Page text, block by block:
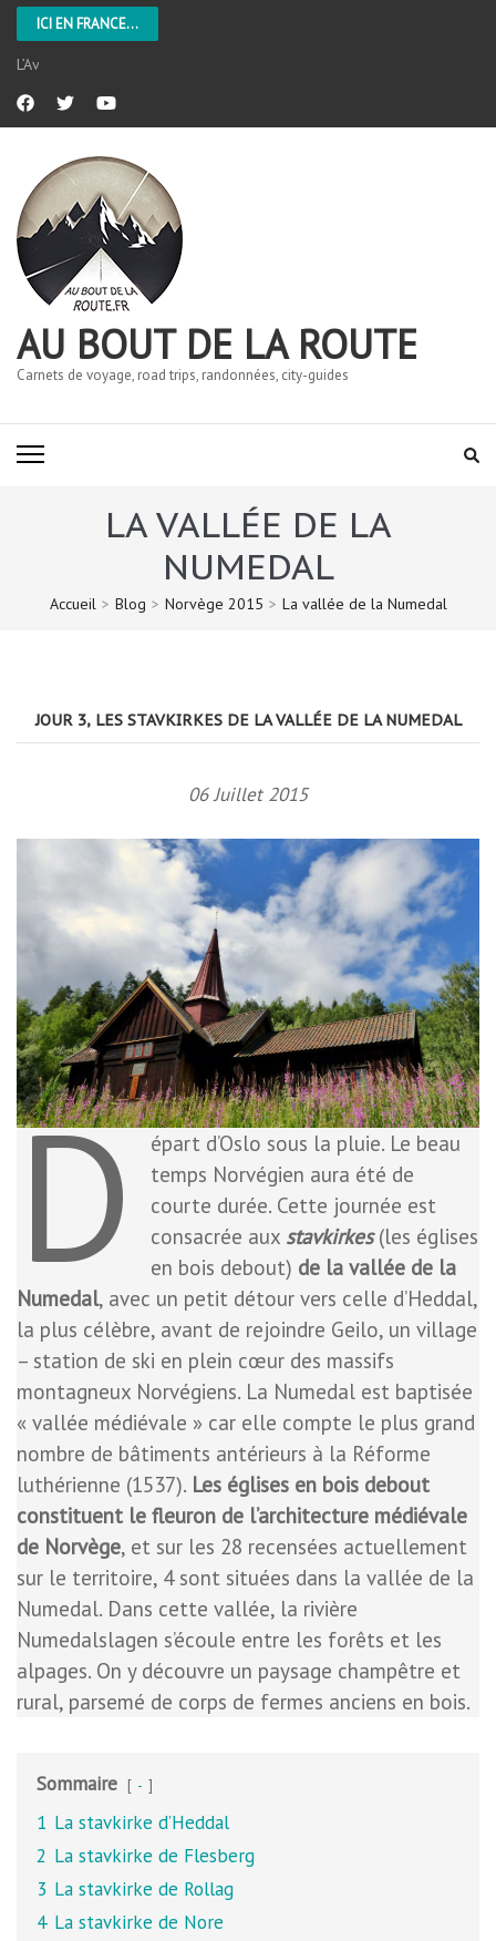
ICI EN FRANCE...
L’Aveyron
AU BOUT DE LA ROUTE
Carnets de voyage, road trips, randonnées, city-guides
LA VALLÉE DE LA
NUMEDAL
Accueil > Blog > Norvège 2015 > La vallée de la Numedal
JOUR 3, LES STAVKIRKES DE LA VALLÉE DE LA NUMEDAL
06 Juillet 2015
D
épart d’Oslo sous la pluie. Le beau
temps Norvégien aura été de
courte durée. Cette journée est
consacrée aux stavkirkes (les églises
en bois debout) de la vallée de la
Numedal, avec un petit détour vers celle d’Heddal,
la plus célèbre, avant de rejoindre Geilo, un village
– station de ski en plein cœur des massifs
montagneux Norvégiens. La Numedal est baptisée
« vallée médiévale » car elle compte le plus grand
nombre de bâtiments antérieurs à la Réforme
luthérienne (1537). Les églises en bois debout
constituent le fleuron de l’architecture médiévale
de Norvège, et sur les 28 recensées actuellement
sur le territoire, 4 sont situées dans la vallée de la
Numedal. Dans cette vallée, la rivière
Numedalslagen s’écoule entre les forêts et les
alpages. On y découvre un paysage champêtre et
rural, parsemé de corps de fermes anciens en bois.
Sommaire -
1 La stavkirke d’Heddal
2 La stavkirke de Flesberg
3 La stavkirke de Rollag
4 La stavkirke de Nore